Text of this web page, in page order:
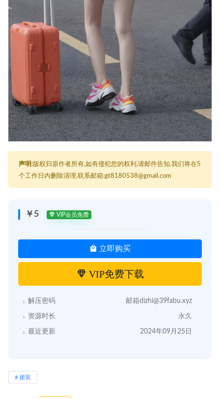
声明:版权归原作者所有,如有侵犯您的权利,请邮件告知,我们将在5
个工作日内删除清理,联系邮箱:gt8180538@gmail.com
￥5 VIP会员免费
立即购买
VIP免费下载
解压密码 邮箱dizhi@39fabu.xyz
资源时长 永久
最近更新 2024年09月25日
裙装